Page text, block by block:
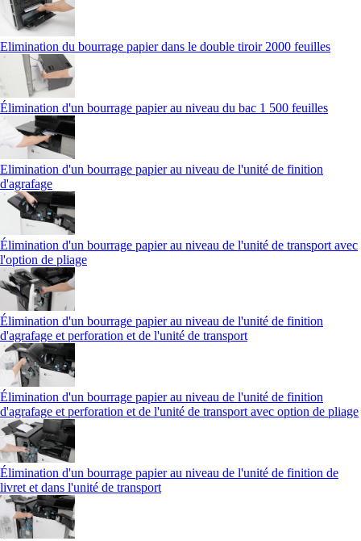
Elimination du bourrage papier dans le double tiroir 2000 feuilles
Élimination d'un bourrage papier au niveau du bac 1 500 feuilles
Elimination d'un bourrage papier au niveau de l'unité de finition
d'agrafage
Élimination d'un bourrage papier au niveau de l'unité de transport avec
l'option de pliage
Élimination d'un bourrage papier au niveau de l'unité de finition
d'agrafage et perforation et de l'unité de transport
Élimination d'un bourrage papier au niveau de l'unité de finition
d'agrafage et perforation et de l'unité de transport avec option de pliage
Élimination d'un bourrage papier au niveau de l'unité de finition de
livret et dans l'unité de transport